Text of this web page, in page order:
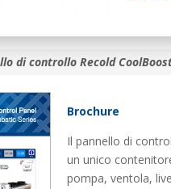
di controllo Recold
Brochure
Il pannello di
un unico
pompa, ventola,